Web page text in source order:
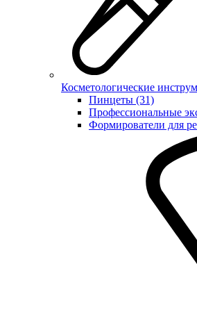
Косметологические
Пинцеты (31)
Профессиональные
Формирователи для